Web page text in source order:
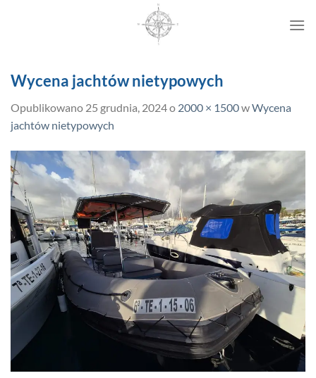
Wycena jachtów nietypowych
Opublikowano 25 grudnia, 2024o 2000 × 1500wWycena
jachtów nietypowych